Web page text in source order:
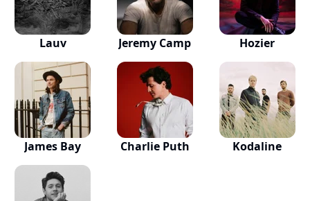
Lauv Jeremy Camp Hozier
James Bay Charlie Puth Kodaline